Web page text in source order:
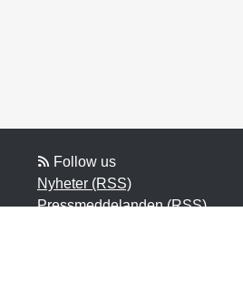
Follow us
Nyheter (RSS)
Pressmeddelanden (RSS)